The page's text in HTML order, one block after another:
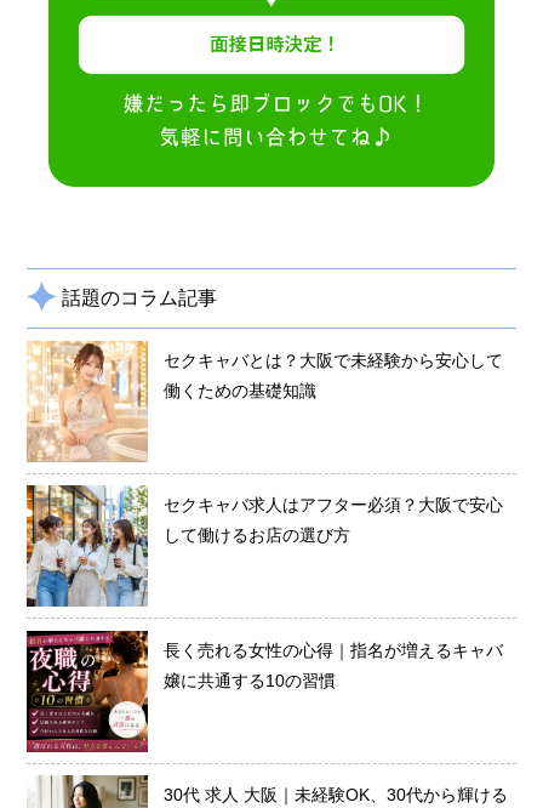
話題のコラム記事
セクキャバとは？大阪で未経験から安心して
働くための基礎知識
セクキャバ求人はアフター必須？大阪で安心
して働けるお店の選び方
長く売れる女性の心得｜指名が増えるキャバ
嬢に共通する10の習慣
30代 求人 大阪｜未経験OK、30代から輝ける